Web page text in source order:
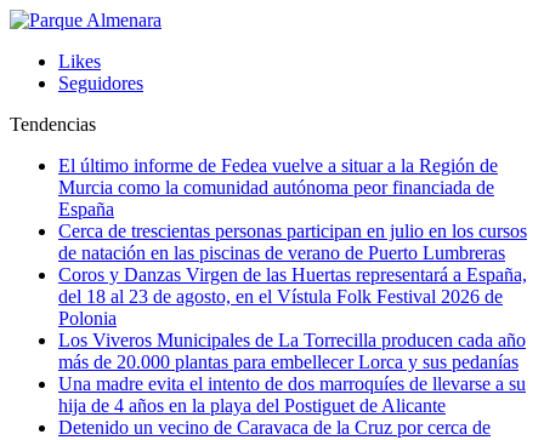
Likes
Seguidores
Tendencias
El último informe de Fedea vuelve a situar a la Región de
Murcia como la comunidad autónoma peor financiada de
España
Cerca de trescientas personas participan en julio en los cursos
de natación en las piscinas de verano de Puerto Lumbreras
Coros y Danzas Virgen de las Huertas representará a España,
del 18 al 23 de agosto, en el Vístula Folk Festival 2026 de
Polonia
Los Viveros Municipales de La Torrecilla producen cada año
más de 20.000 plantas para embellecer Lorca y sus pedanías
Una madre evita el intento de dos marroquíes de llevarse a su
hija de 4 años en la playa del Postiguet de Alicante
Detenido un vecino de Caravaca de la Cruz por cerca de